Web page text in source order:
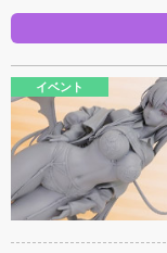
イベント